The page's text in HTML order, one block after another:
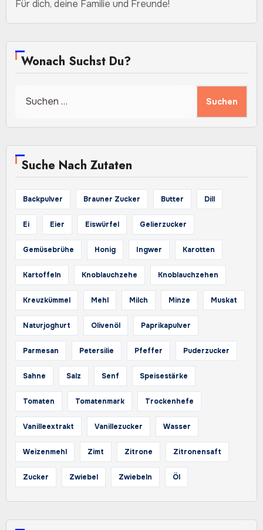
Für dich, deine Familie und Freunde!
Wonach Suchst Du?
Suche Nach Zutaten
Backpulver Brauner Zucker Butter Dill
Ei Eier Eiswürfel Gelierzucker
Gemüsebrühe Honig Ingwer Karotten
Kartoffeln Knoblauchzehe Knoblauchzehen
Kreuzkümmel Mehl Milch Minze Muskat
Naturjoghurt Olivenöl Paprikapulver
Parmesan Petersilie Pfeffer Puderzucker
Sahne Salz Senf Speisestärke
Tomaten Tomatenmark Trockenhefe
Vanilleextrakt Vanillezucker Wasser
Weizenmehl Zimt Zitrone Zitronensaft
Zucker Zwiebel Zwiebeln Öl